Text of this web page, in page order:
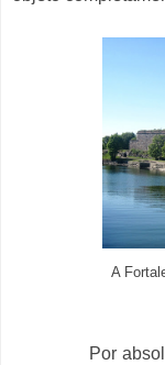
A
Por absoluta